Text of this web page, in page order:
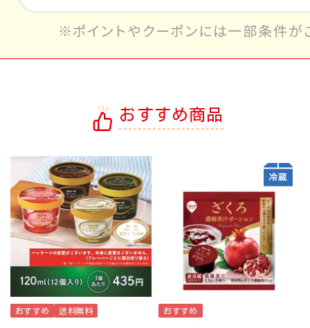
おすすめ商品
おすすめ 送料無料 おすすめ